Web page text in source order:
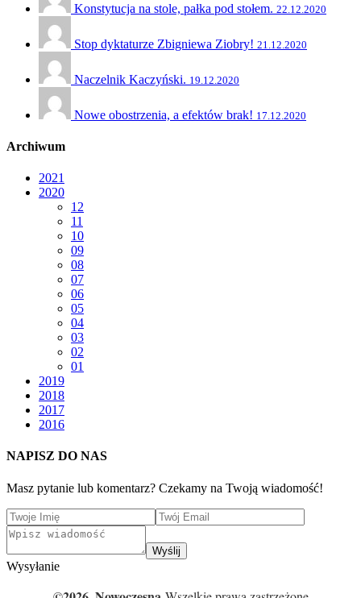
Konstytucja na stole, pałka pod stołem. 22.12.2020
Stop dyktaturze Zbigniewa Ziobry! 21.12.2020
Naczelnik Kaczyński. 19.12.2020
Nowe obostrzenia, a efektów brak! 17.12.2020
Archiwum
2021
2020
12
11
10
09
08
07
06
05
04
03
02
01
2019
2018
2017
2016
NAPISZ DO NAS
Masz pytanie lub komentarz? Czekamy na Twoją wiadomość!
Wyślij
Wysyłanie